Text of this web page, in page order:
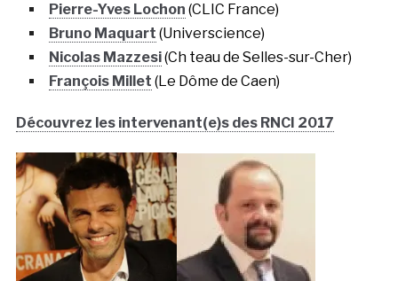
Pierre-Yves Lochon (CLIC France)
Bruno Maquart (Universcience)
Nicolas Mazzesi(Ch teau de Selles-sur-Cher)
François Millet (Le Dôme de Caen)
Découvrez les intervenant(e)s des RNCI 2017